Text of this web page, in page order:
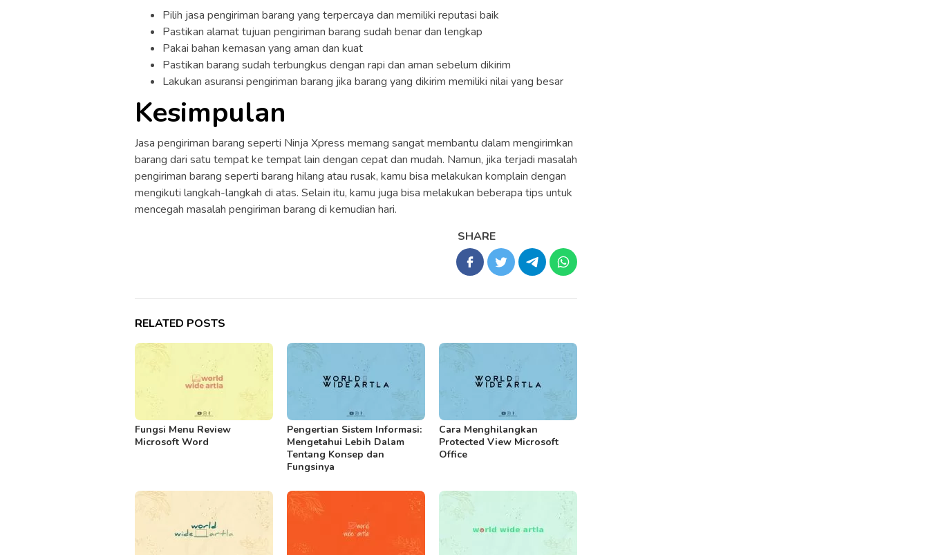
Pilih jasa pengiriman barang yang terpercaya dan memiliki reputasi baik
Pastikan alamat tujuan pengiriman barang sudah benar dan lengkap
Pakai bahan kemasan yang aman dan kuat
Pastikan barang sudah terbungkus dengan rapi dan aman sebelum dikirim
Lakukan asuransi pengiriman barang jika barang yang dikirim memiliki nilai yang besar
Kesimpulan
Jasa pengiriman barang seperti Ninja Xpress memang sangat membantu dalam mengirimkan
barang dari satu tempat ke tempat lain dengan cepat dan mudah. Namun, jika terjadi masalah
pengiriman barang seperti barang hilang atau rusak, kamu bisa melakukan komplain dengan
mengikuti langkah-langkah di atas. Selain itu, kamu juga bisa melakukan beberapa tips untuk
mencegah masalah pengiriman barang di kemudian hari.
SHARE
RELATED POSTS
Fungsi Menu Review
Microsoft Word
Pengertian Sistem Informasi:
Mengetahui Lebih Dalam
Tentang Konsep dan
Fungsinya
Cara Menghilangkan
Protected View Microsoft
Office